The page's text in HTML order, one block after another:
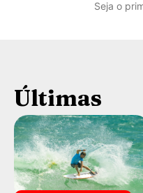
Seja o
Últimas